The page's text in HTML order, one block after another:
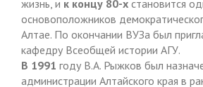
жизнь, и к концу 80-х становится
основоположников
Алтае. По окончании ВУЗа был
кафедру Всеобщей истории АГУ.
В 1991 году В.А. Рыжков был
администрации Алтайского края в